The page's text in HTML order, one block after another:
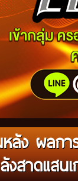
ลัง ผลกา
ลังสาดแสน